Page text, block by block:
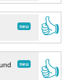
neu
👍
neu 👍